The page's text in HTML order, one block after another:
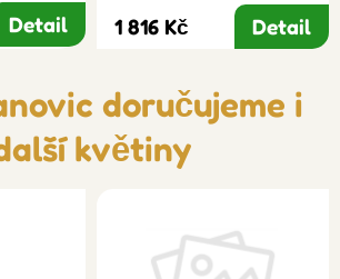
Detail 1 816 Kč Detail
doručujeme i
květiny